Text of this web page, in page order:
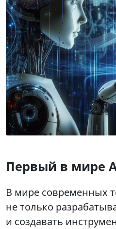
Первый в мире
В мире современных
не только
и создавать